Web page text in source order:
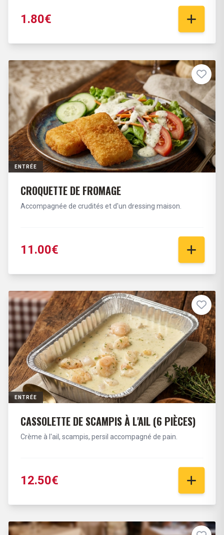
1.80€
ENTRÉE
CROQUETTE DE FROMAGE
Accompagnée de crudités et d'un dressing maison.
11.00€
ENTRÉE
CASSOLETTE DE SCAMPIS À L'AIL (6 PIÈCES)
Crème à l'ail, scampis, persil accompagné de pain.
12.50€